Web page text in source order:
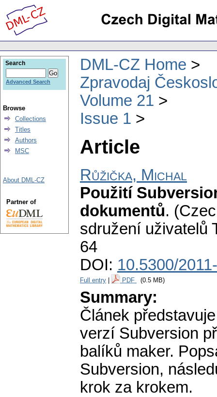
DML-CZ Home
Zpravodaj
Volume 21
Issue 1
Article
Růžička, Michal
Použití
dokumentů.
sdružení uživatelů
64
DOI: 10.5300/
Full entry PDF (0.5 MB)
Summary:
Článek
verzí Subversion
balíků maker.
Subversion,
krok za krokem.
Search
Advanced Search
Browse
Collections
Titles
Authors
MSC
About DML-CZ
Partner of